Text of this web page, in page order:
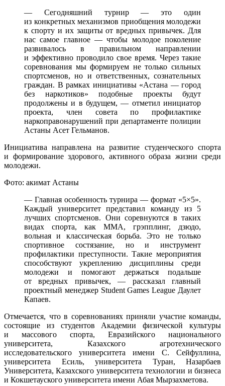
— Сегодняшний турнир — это один
из конкретных механизмов приобщения молодежи
к спорту и их защиты от вредных привычек. Для
нас самое главное — чтобы молодое поколение
развивалось в правильном направлении
и эффективно проводило свое время. Через такие
соревнования мы формируем не только сильных
спортсменов, но и ответственных, сознательных
граждан. В рамках инициативы «Астана — город
без наркотиков» подобные проекты будут
продолжены и в будущем, — отметил инициатор
проекта, член совета по профилактике
наркоправонарушений при департаменте полиции
Астаны Асет Гельманов.
Инициатива направлена на развитие студенческого спорта
и формирование здорового, активного образа жизни среди
молодежи.
Фото: акимат Астаны
— Главная особенность турнира — формат «5×5».
Каждый университет представил команду из 5
лучших спортсменов. Они соревнуются в таких
видах спорта, как ММА, грэпплинг, дзюдо,
вольная и классическая борьба. Это не только
спортивное состязание, но и инструмент
профилактики преступности. Такие мероприятия
способствуют укреплению дисциплины среди
молодежи и помогают держаться подальше
от вредных привычек, — рассказал главный
проектный менеджер Student Games League Даулет
Капаев.
Отмечается, что в соревнованиях приняли участие команды,
состоящие из студентов Академии физической культуры
и массового спорта, Евразийского национального
университета, Казахского агротехнического
исследовательского университета имени С. Сейфуллина,
университета Есиль, университета Туран, Назарбаев
Университета, Казахского университета технологии и бизнеса
и Кокшетауского университета имени Абая Мырзахметова.